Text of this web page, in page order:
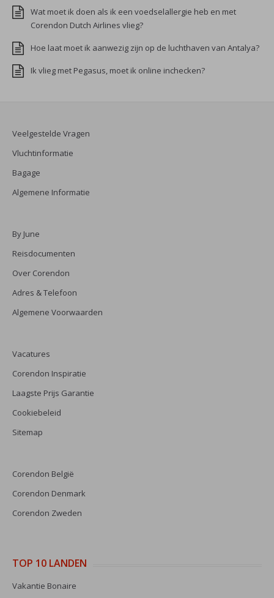
Wat moet ik doen als ik een voedselallergie heb en met
Corendon Dutch Airlines vlieg?
Hoe laat moet ik aanwezig zijn op de luchthaven van Antalya?
Ik vlieg met Pegasus, moet ik online inchecken?
Veelgestelde Vragen
Vluchtinformatie
Bagage
Algemene Informatie
By June
Reisdocumenten
Over Corendon
Adres & Telefoon
Algemene Voorwaarden
Vacatures
Corendon Inspiratie
Laagste Prijs Garantie
Cookiebeleid
Sitemap
Corendon België
Corendon Denmark
Corendon Zweden
TOP 10 LANDEN
Vakantie Bonaire